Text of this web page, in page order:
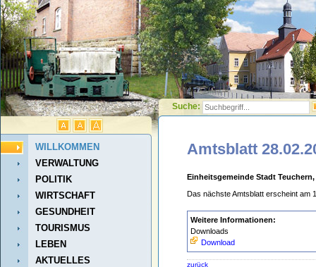
Suche:
WILLKOMMEN
VERWALTUNG
POLITIK
WIRTSCHAFT
GESUNDHEIT
TOURISMUS
LEBEN
AKTUELLES
Amtsblatt
Einheitsgemeinde Stadt Teuchern,
Das nächste Amtsblatt erscheint am
Weitere Informationen:
Downloads
Download
zurück